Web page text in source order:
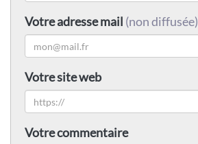
Votre adresse mail (non diffusée)
Votre site web
Votre commentaire